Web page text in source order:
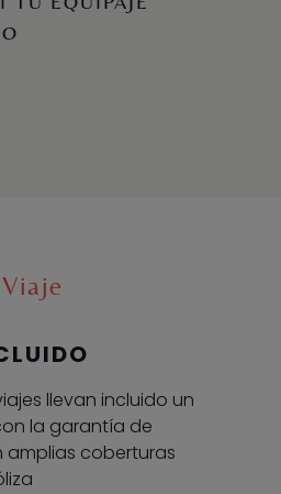
llevan incluido un
la garantía de
amplias coberturas